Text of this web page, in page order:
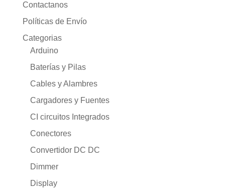
Contactanos
Políticas de Envío
Categorias
Arduino
Baterías y Pilas
Cables y Alambres
Cargadores y Fuentes
CI circuitos Integrados
Conectores
Convertidor DC DC
Dimmer
Display